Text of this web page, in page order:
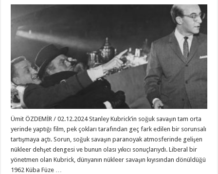
Ümit ÖZDEMİR / 02.12.2024 Stanley Kubrick’in soğuk savaşın tam orta
yerinde yaptığı film, pek çokları tarafından geç fark edilen bir sorunsalı
tartışmaya açtı. Sorun, soğuk savaşın paranoyak atmosferinde gelişen
nükleer dehşet dengesi ve bunun olası yıkıcı sonuçlarıydı. Liberal bir
yönetmen olan Kubrick, dünyanın nükleer savaşın kıyısından dönüldüğü
1962 Küba Füze …